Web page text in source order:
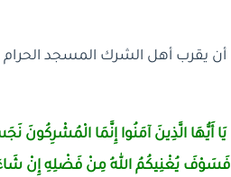
أن يقرب أهل الشرك المسجد
يَا أَيُّهَا الَّذِينَ آمَنُوا إِنَّمَا
فَسَوْفَ يُغْنِيكُمُ اللهُ مِنْ فَضْلِهِ إِنْ شَاءَ